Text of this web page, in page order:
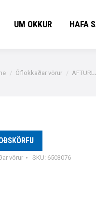
UM OKKUR HAFA
are here:Óflokkaðar vörur
vörur SKU: 6503076